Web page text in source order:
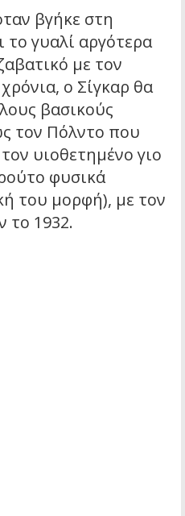
βγήκε στη
το γυαλί αργότερα
με τον
ο Σίγκαρ θα
βασικούς
τον Πόλντο που
υιοθετημένο γιο
φυσικά
του μορφή), με τον
το 1932.